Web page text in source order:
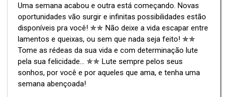
Uma semana acabou e outra está começando. Novas
oportunidades vão surgir e infinitas possibilidades estão
disponíveis pra você! ✯✯ Não deixe a vida escapar entre
lamentos e queixas, ou sem que nada seja feito! ✯✯
Tome as rédeas da sua vida e com determinação lute
pela sua felicidade... ✯✯ Lute sempre pelos seus
sonhos, por você e por aqueles que ama, e tenha uma
semana abençoada!